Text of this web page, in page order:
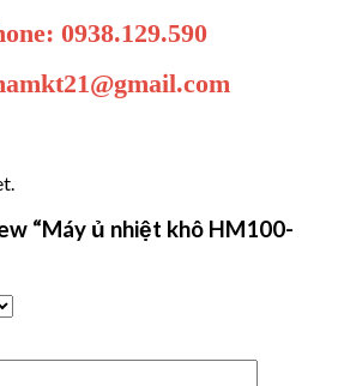
0938.129.590
“Máy ủ nhiệt khô HM100-